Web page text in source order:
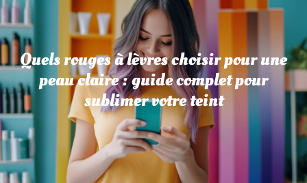
Quels rouges à lèvres choisir pour une
peau claire : guide complet pour
sublimer votre teint